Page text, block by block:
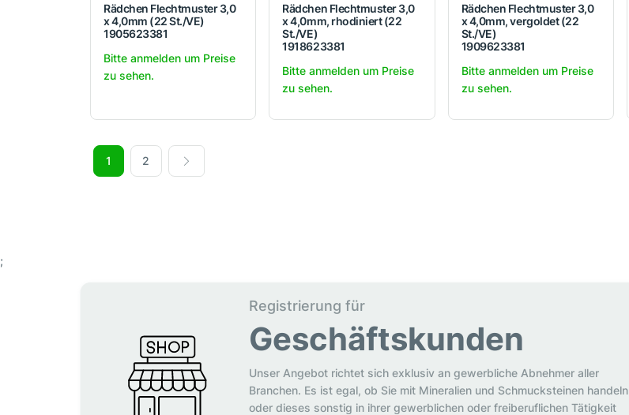
Rädchen Flechtmuster 3,0
x 4,0mm (22 St./VE)
1905623381
Bitte anmelden um Preise
zu sehen.
Rädchen Flechtmuster 3,0
x 4,0mm, rhodiniert (22
St./VE)
1918623381
Bitte anmelden um Preise
zu sehen.
Rädchen Flechtmuster 3,0
x 4,0mm, vergoldet (22
St./VE)
1909623381
Bitte anmelden um Preise
zu sehen.
1 2
;
Registrierung für
Geschäftskunden
Unser Angebot richtet sich exklusiv an gewerbliche Abnehmer aller
Branchen. Es ist egal, ob Sie mit Mineralien und Schmucksteinen handeln
oder dieses sonstig in ihrer gewerblichen oder freiberuflichen Tätigkeit